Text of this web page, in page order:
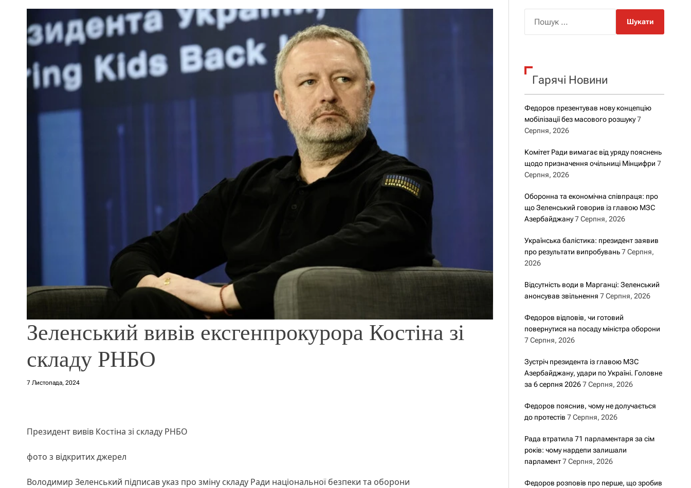
р
о
у
Зеленський вивів ексгенпрокурора Костіна зі
складу РНБО
7 Листопада, 2024
Президент вивів Костіна зі складу РНБО
фото з відкритих джерел
Володимир Зеленський підписав указ про зміну складу Ради національної безпеки та оборони
к
Гарячі Новини
Федоров презентував нову концепцію
мобілізації без масового розшуку 7
Серпня, 2026
Комітет Ради вимагає від уряду пояснень
щодо призначення очільниці Мінцифри 7
Серпня, 2026
Оборонна та економічна співпраця: про
що Зеленський говорив із главою МЗС
Азербайджану 7 Серпня, 2026
Українська балістика: президент заявив
про результати випробувань 7 Серпня,
2026
Відсутність води в Марганці: Зеленський
анонсував звільнення 7 Серпня, 2026
Федоров відповів, чи готовий
повернутися на посаду міністра оборони
7 Серпня, 2026
Зустріч президента із главою МЗС
Азербайджану, удари по Україні. Головне
за 6 серпня 2026 7 Серпня, 2026
Федоров пояснив, чому не долучається
до протестів 7 Серпня, 2026
Рада втратила 71 парламентаря за сім
років: чому нардепи залишали
парламент 7 Серпня, 2026
Федоров розповів про перше, що зробив